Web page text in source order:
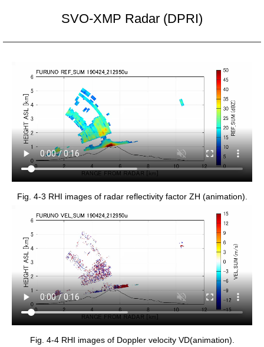
SVO-XMP Radar (DPRI)
Fig. 4-3 RHI images of radar reflectivity factor ZH (animation).
Fig. 4-4 RHI images of Doppler velocity VD(animation).